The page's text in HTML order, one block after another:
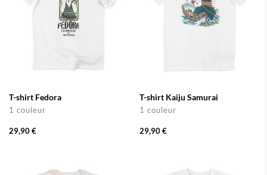
T-shirt Fedora
1 couleur
29,90 €
T-shirt Kaiju Samurai
1 couleur
29,90 €